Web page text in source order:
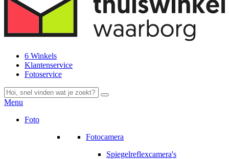
6 Winkels
Klantenservice
Fotoservice
Menu
Foto
Fotocamera
Spiegelreflexcamera's